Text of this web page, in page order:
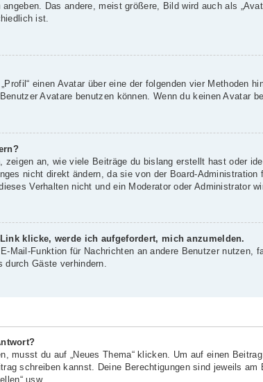
Das andere, meist größere, Bild wird auch als
ist.
einen Avatar über eine der folgenden vier Methoden
Avatare benutzen können. Wenn du keinen Avatar
zeigen an, wie viele Beiträge du bislang erstellt hast oder
nicht direkt ändern, da sie von der Board-
Verhalten nicht und ein Moderator oder Administrator
klicke, werde ich aufgefordert, mich anzumelden.
Mail-Funktion für Nachrichten an andere Benutzer
durch Gäste verhindern.
musst du auf „Neues Thema“ klicken. Um auf einen
schreiben kannst. Deine Berechtigungen sind jeweils
usw.